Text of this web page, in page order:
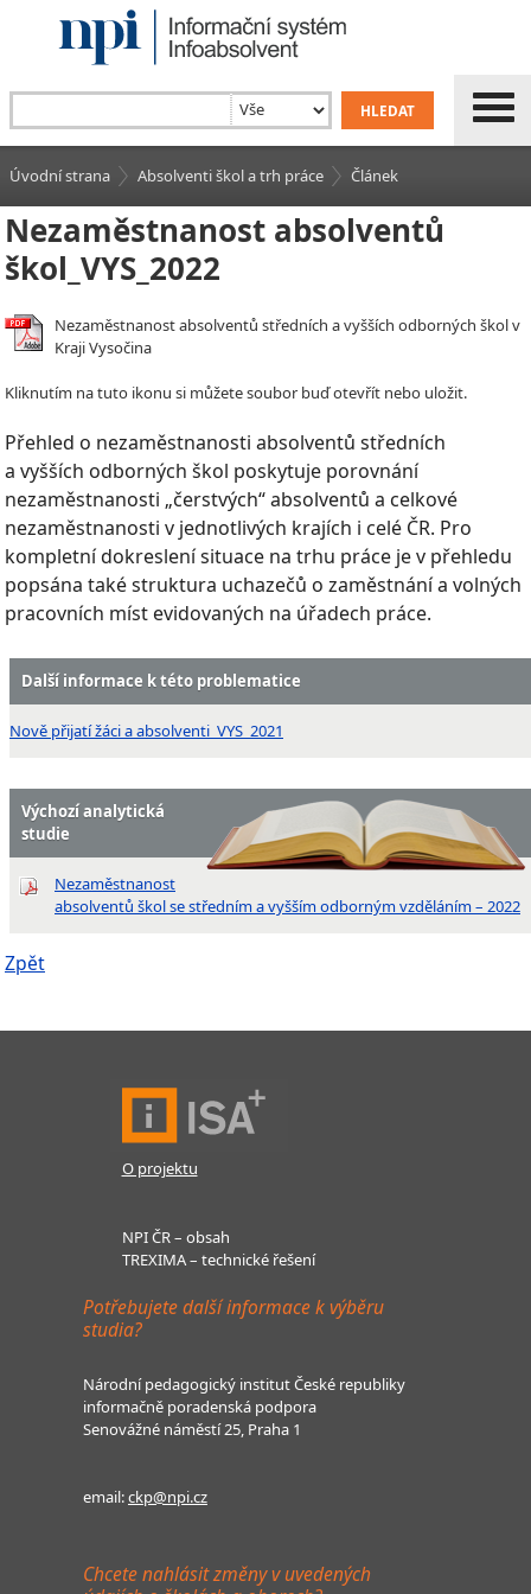
Úvodní strana Absolventi škol a trh práce Článek
Nezaměstnanost absolventů
škol_VYS_2022
Nezaměstnanost absolventů středních a vyšších odborných škol v
Kraji Vysočina
Kliknutím na tuto ikonu si můžete soubor buď otevřít nebo uložit.
Přehled o nezaměstnanosti absolventů středních
a vyšších odborných škol poskytuje porovnání
nezaměstnanosti „čerstvých“ absolventů a celkové
nezaměstnanosti v jednotlivých krajích i celé ČR. Pro
kompletní dokreslení situace na trhu práce je v přehledu
popsána také struktura uchazečů o zaměstnání a volných
pracovních míst evidovaných na úřadech práce.
Další informace k této problematice
Nově přijatí žáci a absolventi_VYS_2021
Výchozí analytická
studie
Nezaměstnanost
absolventů škol se středním a vyšším odborným vzděláním – 2022
Zpět
O projektu
NPI ČR – obsah
TREXIMA – technické řešení
Potřebujete další informace k výběru
studia?
Národní pedagogický institut České republiky
informačně poradenská podpora
Senovážné náměstí 25, Praha 1
email:ckp@npi.cz
Chcete nahlásit změny v uvedených